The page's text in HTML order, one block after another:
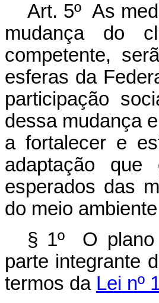
Art. 5º As
mudança do
competente,
esferas da
participação
dessa mudança
a fortalecer e
adaptação
esperados das
do meio
§ 1º O plano
parte integrante
termos da Lei nº